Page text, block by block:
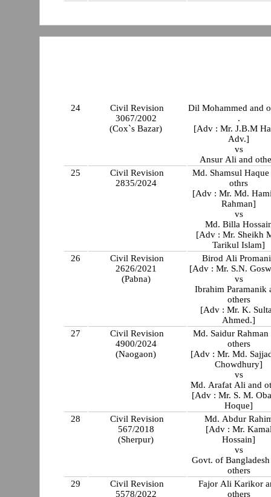
24
Civil Revision
3067/2002
(Cox`s Bazar)
Dil Mohammed and
.
[Adv : Mr. J.B.M
Adv.]
vs
Ansur Ali and
25
Civil Revision
2835/2024
Md. Shamsul Haque
othrs
[Adv : Mr. Md.
Rahman]
vs
Md. Billa
[Adv : Mr. Sheikh
Tarikul Islam]
26
Civil Revision
2626/2021
(Pabna)
Birod Ali
[Adv : Mr. S.N.
vs
Ibrahim Paramanik
others
[Adv : Mr. K.
Ahmed.]
27
Civil Revision
4900/2024
(Naogaon)
Md. Saidur Rahman
others
[Adv : Mr. Md.
Chowdhury]
vs
Md. Arafat Ali and
[Adv : Mr. S. M.
Hoque]
28
Civil Revision
567/2018
(Sherpur)
Md. Abdur
[Adv : Mr.
Hossain]
vs
Govt. of Bangladesh
others
29
Civil Revision
5578/2022
Fajor Ali Karikor
others